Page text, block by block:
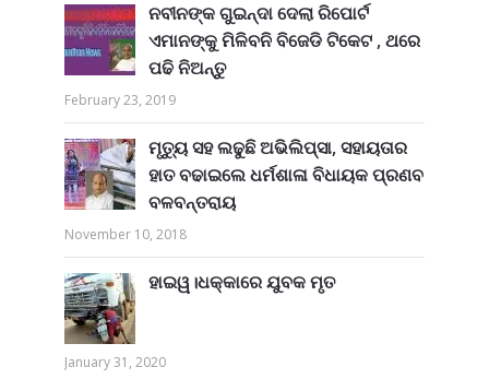
ନବୀନଙ୍କ ଗୁଇନ୍ଦା ଦେଲା ରିପୋର୍ଟ
ଏମାନଙ୍କୁ ମିଳିବନି ବିଜେଡି ଟିକେଟ , ଥରେ
ପଢି ନିଅନ୍ତୁ
February 23, 2019
ମୃତ୍ୟୁ ସହ ଲଢୁଛି ଅଭିଲିପ୍ସା, ସହାୟତାର
ହାତ ବଢାଇଲେ ଧର୍ମଶାଳା ବିଧାୟକ ପ୍ରଣବ
ବଳବନ୍ତରାୟ
November 10, 2018
ହାଇୱ।ଧକ୍କାରେ ଯୁବକ ମୃତ
January 31, 2020